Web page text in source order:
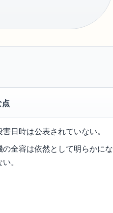
点
害日時は公表されていない。
の全容は依然として明らかにな
。